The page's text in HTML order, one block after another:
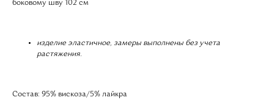
боковому шву 102 см
изделие эластичное, замеры выполнены без учета
растяжения.
Состав: 95% вискоза/5% лайкра